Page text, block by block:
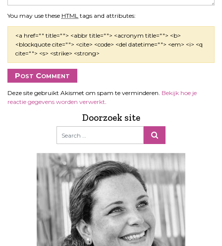
You may use these HTML tags and attributes:
<a href="" title=""> <abbr title=""> <acronym title=""> <b>
<blockquote cite=""> <cite> <code> <del datetime=""> <em> <i> <q
cite=""> <s> <strike> <strong>
Deze site gebruikt Akismet om spam te verminderen. Bekijk hoe je
reactie gegevens worden verwerkt.
Doorzoek site